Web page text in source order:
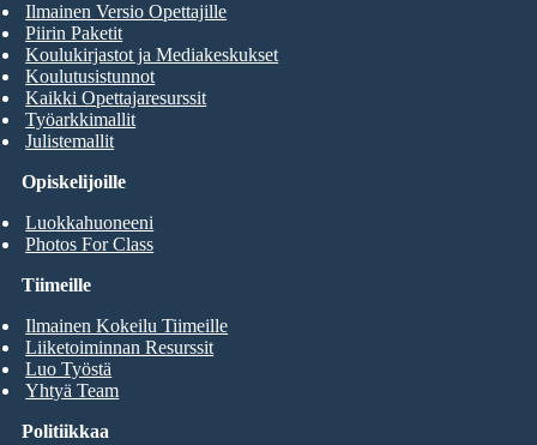
Opiskelijoille
Luokkahuoneeni
Photos For Class
Ilmainen Versio Opettajille
Piirin Paketit
Koulukirjastot ja Mediakeskukset
Koulutusistunnot
Kaikki Opettajaresurssit
Työarkkimallit
Julistemallit
Tiimeille
Ilmainen Kokeilu Tiimeille
Liiketoiminnan Resurssit
Luo Työstä
Yhtyä Team
Politiikkaa